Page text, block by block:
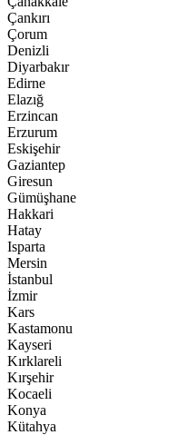
Çankırı
Çorum
Denizli
Diyarbakır
Edirne
Elazığ
Erzincan
Erzurum
Eskişehir
Gaziantep
Giresun
Gümüşhane
Hakkari
Hatay
Isparta
Mersin
İstanbul
İzmir
Kars
Kastamonu
Kayseri
Kırklareli
Kırşehir
Kocaeli
Konya
Kütahya